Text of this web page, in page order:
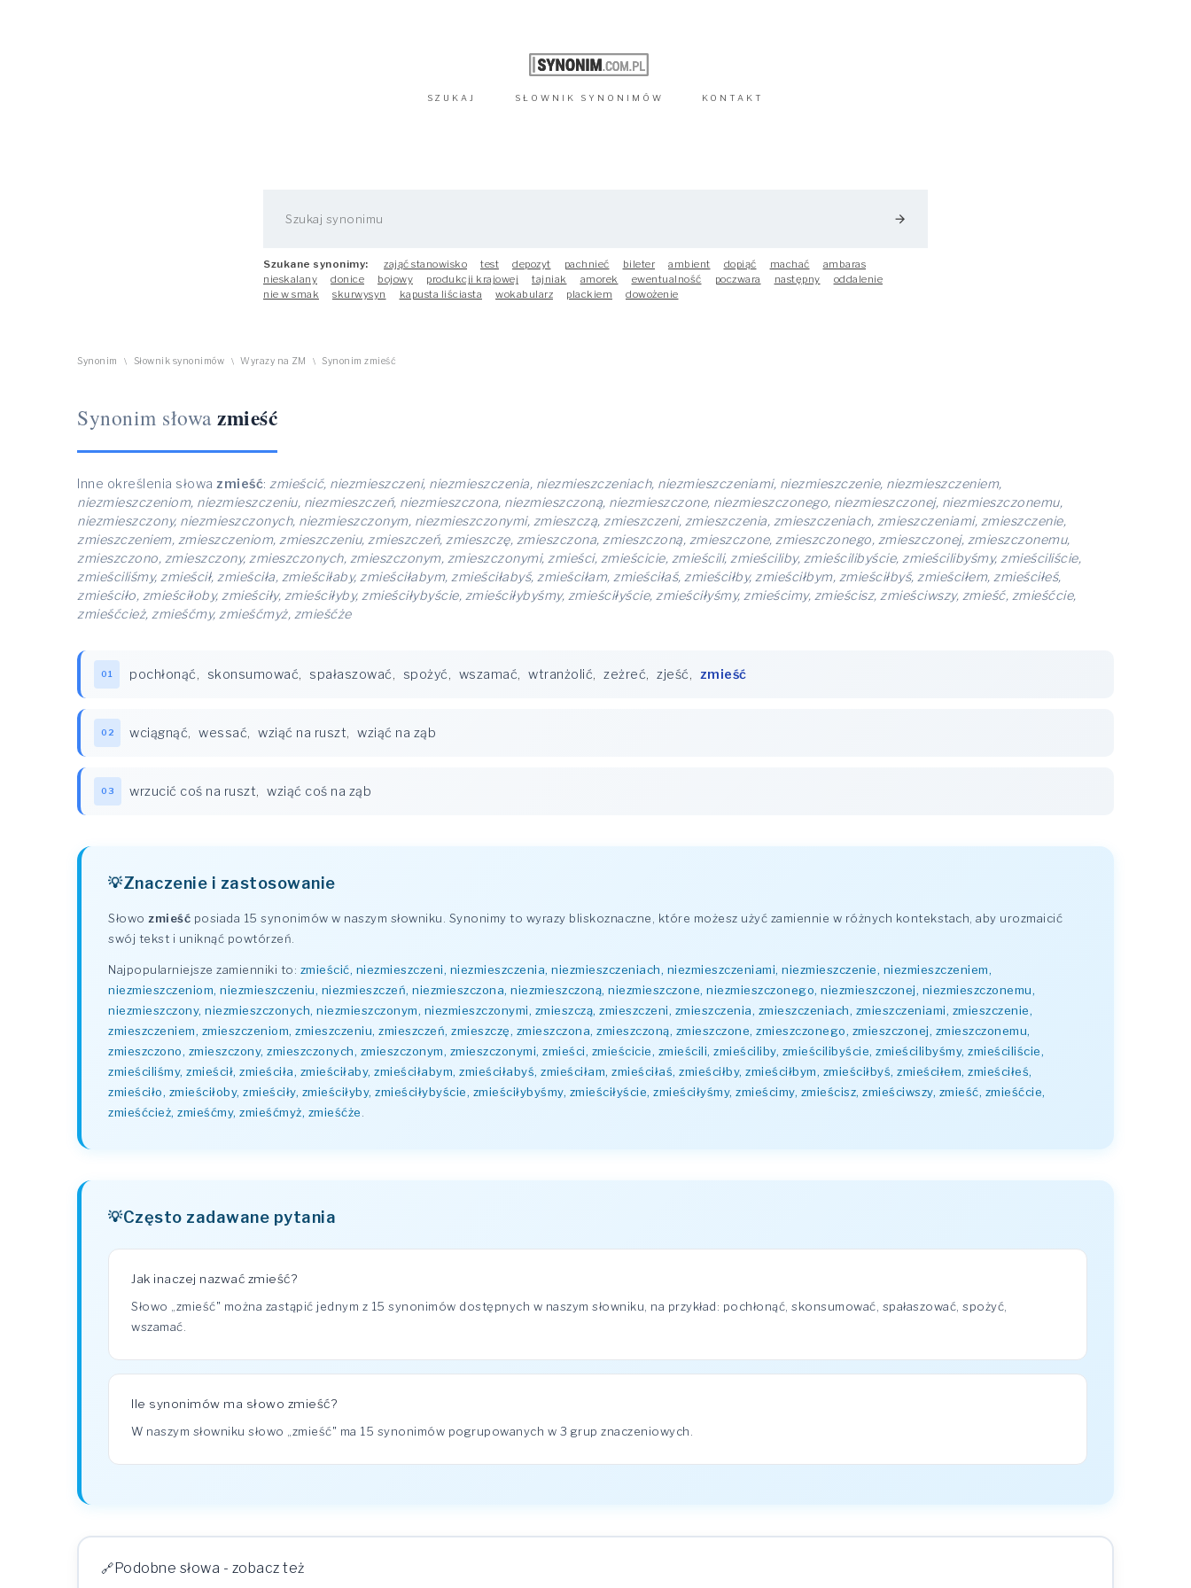
SZUKAJ SŁOWNIK SYNONIMÓW KONTAKT
arrow_forward
Szukane synonimy: zająć stanowisko test depozyt pachnieć bileter ambient dopiąć machać
ambaras
nieskalany
donice bojowy produkcji krajowej tajniak amorek ewentualność poczwara następny
oddalenie
nie w smak
skurwysyn kapusta liściasta wokabularz plackiem dowożenie
Synonim \ Słownik synonimów \ Wyrazy na ZM \ Synonim zmieść
Synonim słowa zmieść
Inne określenia słowa zmieść: zmieścić, niezmieszczeni, niezmieszczenia, niezmieszczeniach, niezmieszczeniami, niezmieszczenie, niezmieszczeniem,
niezmieszczeniom, niezmieszczeniu, niezmieszczeń, niezmieszczona, niezmieszczoną, niezmieszczone, niezmieszczonego, niezmieszczonej, niezmieszczonemu,
niezmieszczony, niezmieszczonych, niezmieszczonym, niezmieszczonymi, zmieszczą, zmieszczeni, zmieszczenia, zmieszczeniach, zmieszczeniami, zmieszczenie,
zmieszczeniem, zmieszczeniom, zmieszczeniu, zmieszczeń, zmieszczę, zmieszczona, zmieszczoną, zmieszczone, zmieszczonego, zmieszczonej, zmieszczonemu,
zmieszczono, zmieszczony, zmieszczonych, zmieszczonym, zmieszczonymi, zmieści, zmieścicie, zmieścili, zmieściliby, zmieścilibyście, zmieścilibyśmy, zmieściliście,
zmieściliśmy, zmieścił, zmieściła, zmieściłaby, zmieściłabym, zmieściłabyś, zmieściłam, zmieściłaś, zmieściłby, zmieściłbym, zmieściłbyś, zmieściłem, zmieściłeś,
zmieściło, zmieściłoby, zmieściły, zmieściłyby, zmieściłybyście, zmieściłybyśmy, zmieściłyście, zmieściłyśmy, zmieścimy, zmieścisz, zmieściwszy, zmieść, zmieśćcie,
zmieśćcież, zmieśćmy, zmieśćmyż, zmieśćże
01 pochłonąć, skonsumować, spałaszować, spożyć, wszamać, wtranżolić, zeżreć, zjeść, zmieść
02 wciągnąć, wessać, wziąć na ruszt, wziąć na ząb
03 wrzucić coś na ruszt, wziąć coś na ząb
Znaczenie i zastosowanie
Słowo zmieść posiada 15 synonimów w naszym słowniku. Synonimy to wyrazy bliskoznaczne, które możesz użyć zamiennie w różnych kontekstach, aby urozmaicić
swój tekst i uniknąć powtórzeń.
Najpopularniejsze zamienniki to: zmieścić, niezmieszczeni, niezmieszczenia, niezmieszczeniach, niezmieszczeniami, niezmieszczenie, niezmieszczeniem,
niezmieszczeniom, niezmieszczeniu, niezmieszczeń, niezmieszczona, niezmieszczoną, niezmieszczone, niezmieszczonego, niezmieszczonej, niezmieszczonemu,
niezmieszczony, niezmieszczonych, niezmieszczonym, niezmieszczonymi, zmieszczą, zmieszczeni, zmieszczenia, zmieszczeniach, zmieszczeniami, zmieszczenie,
zmieszczeniem, zmieszczeniom, zmieszczeniu, zmieszczeń, zmieszczę, zmieszczona, zmieszczoną, zmieszczone, zmieszczonego, zmieszczonej, zmieszczonemu,
zmieszczono, zmieszczony, zmieszczonych, zmieszczonym, zmieszczonymi, zmieści, zmieścicie, zmieścili, zmieściliby, zmieścilibyście, zmieścilibyśmy, zmieściliście,
zmieściliśmy, zmieścił, zmieściła, zmieściłaby, zmieściłabym, zmieściłabyś, zmieściłam, zmieściłaś, zmieściłby, zmieściłbym, zmieściłbyś, zmieściłem, zmieściłeś,
zmieściło, zmieściłoby, zmieściły, zmieściłyby, zmieściłybyście, zmieściłybyśmy, zmieściłyście, zmieściłyśmy, zmieścimy, zmieścisz, zmieściwszy, zmieść, zmieśćcie,
zmieśćcież, zmieśćmy, zmieśćmyż, zmieśćże
Często zadawane pytania
Jak inaczej nazwać zmieść?
Słowo „zmieść" można zastąpić jednym z 15 synonimów dostępnych w naszym słowniku, na przykład: pochłonąć, skonsumować, spałaszować, spożyć,
wszamać.
Ile synonimów ma słowo zmieść?
W naszym słowniku słowo „zmieść" ma 15 synonimów pogrupowanych w 3 grup znaczeniowych.
Podobne słowa - zobacz też